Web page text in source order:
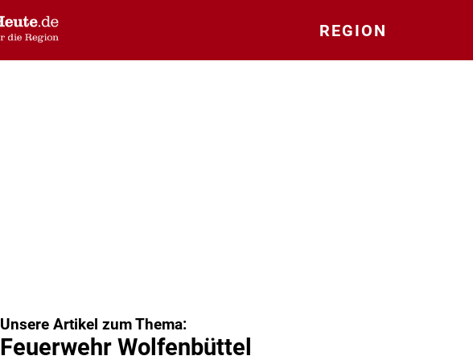
REGION
Unsere Artikel zum Thema:
Feuerwehr Wolfenbüttel